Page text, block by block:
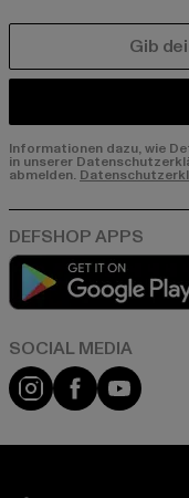
Informationen dazu, wie
in unserer
abmelden.
Instagram
Facebook